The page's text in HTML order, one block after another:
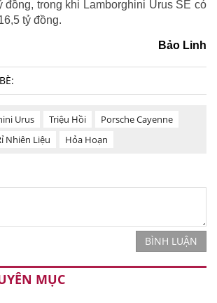
đồng, trong khi Lamborghini Urus SE có
tỷ đồng.
Bảo Linh
Urus Triệu Hồi
Porsche Cayenne
Nhiên Liệu Hỏa Hoạn
BÌNH LUẬN
MỤC